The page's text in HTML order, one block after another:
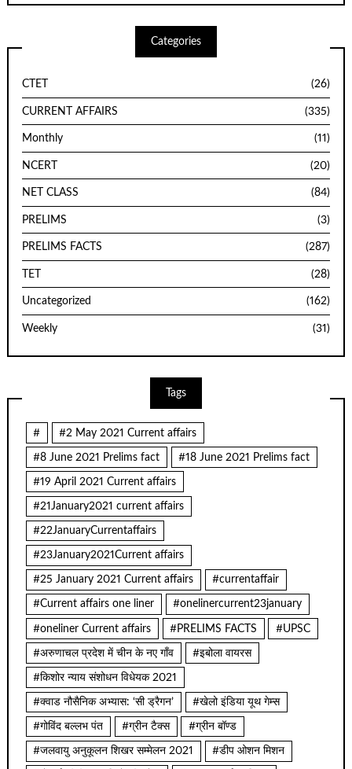
Categories
CTET (26)
CURRENT AFFAIRS (335)
Monthly (11)
NCERT (20)
NET CLASS (84)
PRELIMS (3)
PRELIMS FACTS (287)
TET (28)
Uncategorized (162)
Weekly (31)
Tags
# #2 May 2021 Current affairs
#8 June 2021 Prelims fact #18 June 2021 Prelims fact
#19 April 2021 Current affairs
#21January2021 current affairs
#22JanuaryCurrentaffairs
#23January2021Current affairs
#25 January 2021 Current affairs #currentaffair
#Current affairs one liner #onelinercurrent23january
#oneliner Current affairs #PRELIMS FACTS #UPSC
#अरुणाचल प्रदेश में चीन के नए गाँव #इबोला वायरस
#किशोर न्याय संशोधन विधेयक 2021
#क्वाड नौसैनिक अभ्यास: ‘सी ड्रैगन’ #खेलो इंडिया यूथ गेम्स
#गोविंद बल्लभ पंत #ग्रीन टैक्स #ग्रीन बॉण्ड
#जलवायु अनुकूलन शिखर सम्मेलन 2021 #डीप ओशन मिशन